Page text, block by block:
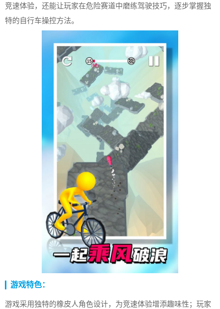
竞速体验，还能让玩家在危险赛道中磨练驾驶技巧，逐步掌握独
特的自行车操控方法。
游戏特色：
游戏采用独特的橡皮人角色设计，为竞速体验增添趣味性；玩家